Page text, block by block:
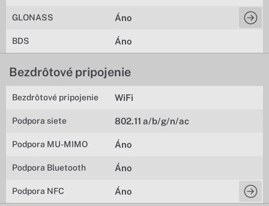
GLONASS Áno
BDS Áno
Bezdrôtové pripojenie
Bezdrôtové pripojenie WiFi
Podpora siete 802.11 a/b/g/n/ac
Podpora MU-MIMO Áno
Podpora Bluetooth Áno
Podpora NFC Áno